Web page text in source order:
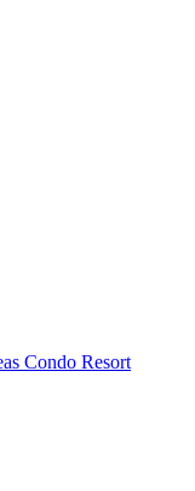
Condo Resort